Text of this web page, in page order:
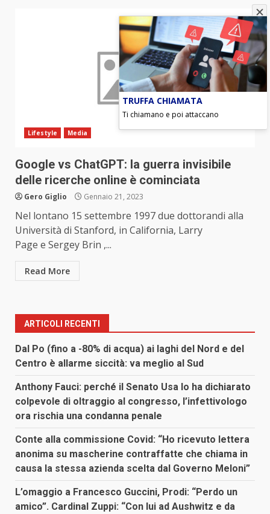
Lifestyle Media
Google vs ChatGPT: la guerra invisibile
delle ricerche online è cominciata
Gero Giglio Gennaio 21, 2023
Nel lontano 15 settembre 1997 due dottorandi alla
Università di Stanford, in California, Larry
Page e Sergey Brin ,...
Read More
ARTICOLI RECENTI
Dal Po (fino a -80% di acqua) ai laghi del Nord e del
Centro è allarme siccità: va meglio al Sud
Anthony Fauci: perché il Senato Usa lo ha dichiarato
colpevole di oltraggio al congresso, l’infettivologo
ora rischia una condanna penale
Conte alla commissione Covid: “Ho ricevuto lettera
anonima su mascherine contraffatte che chiama in
causa la stessa azienda scelta dal Governo Meloni”
L’omaggio a Francesco Guccini, Prodi: “Perdo un
amico”. Cardinal Zuppi: “Con lui ad Aushwitz e da
TRUFFA CHIAMATA
Ti chiamano e poi attaccano